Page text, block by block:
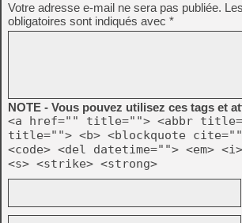
Votre adresse e-mail ne sera pas publiée.
obligatoires sont indiqués avec *
NOTE - Vous pouvez utilisez ces tags et
<a href="" title=""> <abbr
title=""> <b> <blockquote
<code> <del datetime=""> <em>
<s> <strike> <strong>